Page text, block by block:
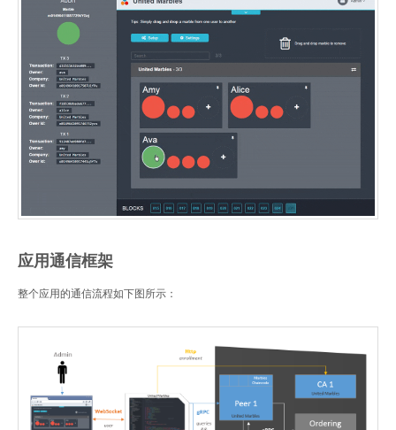
应用通信框架
整个应用的通信流程如下图所示：